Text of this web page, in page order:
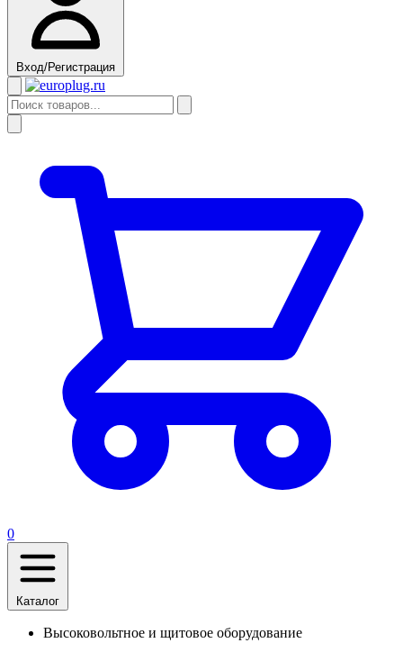
Вход/Регистрация
0
Каталог
Высоковольтное и щитовое оборудование